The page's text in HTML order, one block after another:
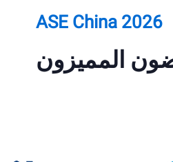
ASE China 2026
المميزون